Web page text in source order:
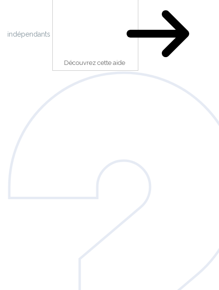
indépendants
Découvrez cette aide